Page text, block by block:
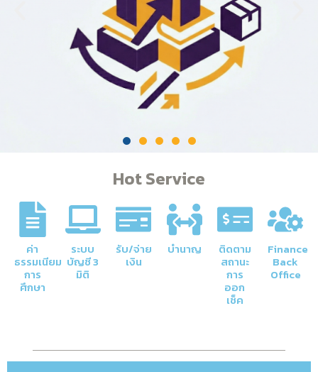
Hot Service
ค่า
ธรรมเนียม
การ
ศึกษา
ระบบ
บัญชี 3
มิติ
รับ/จ่าย
เงิน
บำนาญ ติดตาม
สถานะ
การ
ออก
เช็ค
Finance
Back
Office